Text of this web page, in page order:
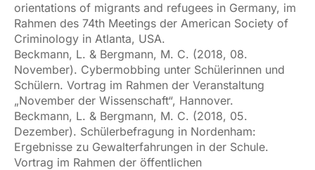
orientations of migrants and refugees in Germany, im
Rahmen des 74th Meetings der American Society of
Criminology in Atlanta, USA.
Beckmann, L. & Bergmann, M. C. (2018, 08.
November). Cybermobbing unter Schülerinnen und
Schülern. Vortrag im Rahmen der Veranstaltung
„November der Wissenschaft“, Hannover.
Beckmann, L. & Bergmann, M. C. (2018, 05.
Dezember). Schülerbefragung in Nordenham:
Ergebnisse zu Gewalterfahrungen in der Schule.
Vortrag im Rahmen der öffentlichen